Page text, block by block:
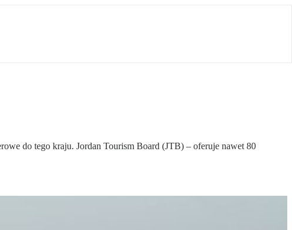
do tego kraju. Jordan Tourism Board (JTB) – oferuje nawet 80